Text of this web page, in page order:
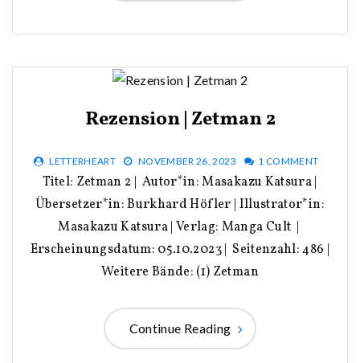
Rezension | Zetman 2
LETTERHEART NOVEMBER 26, 2023 1 COMMENT
Titel: Zetman 2 | Autor*in: Masakazu Katsura |
Übersetzer*in: Burkhard Höfler | Illustrator*in:
Masakazu Katsura | Verlag: Manga Cult |
Erscheinungsdatum: 05.10.2023 | Seitenzahl: 486 |
Weitere Bände: (1) Zetman
Continue Reading